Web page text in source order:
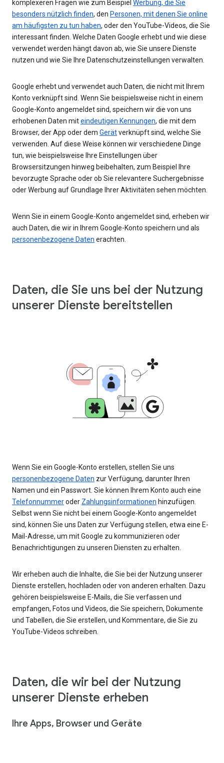
komplexeren Fragen wie zum Beispiel Werbung, die Sie
besonders nützlich finden, den Personen, mit denen Sie online
am häufigsten zu tun haben, oder den YouTube-Videos, die Sie
interessant finden. Welche Daten Google erhebt und wie diese
verwendet werden hängt davon ab, wie Sie unsere Dienste
nutzen und wie Sie Ihre Datenschutzeinstellungen verwalten.
Google erhebt und verwendet auch Daten, die nicht mit Ihrem
Konto verknüpft sind. Wenn Sie beispielsweise nicht in einem
Google-Konto angemeldet sind, speichern wir die von uns
erhobenen Daten miteindeutigen Kennungen, die mit dem
Browser, der App oder dem Gerätverknüpft sind, welche Sie
verwenden. Auf diese Weise können wir verschiedene Dinge
tun, wie beispielsweise Ihre Einstellungen über
Browsersitzungen hinweg beibehalten, zum Beispiel Ihre
bevorzugte Sprache oder ob Sie relevantere Suchergebnisse
oder Werbung auf Grundlage Ihrer Aktivitäten sehen möchten.
Wenn Sie in einem Google-Konto angemeldet sind, erheben wir
auch Daten, die wir in Ihrem Google-Konto speichern und als
personenbezogene Daten erachten.
Daten, die Sie uns bei der Nutzung
unserer Dienste bereitstellen
Wenn Sie ein Google-Konto erstellen, stellen Sie uns
personenbezogene Daten zur Verfügung, darunter Ihren
Namen und ein Passwort. Sie können Ihrem Konto auch eine
Telefonnummeroder Zahlungsinformationen hinzufügen.
Selbst wenn Sie nicht bei einem Google-Konto angemeldet
sind, können Sie uns Daten zur Verfügung stellen, etwa eine E-
Mail-Adresse, um mit Google zu kommunizieren oder
Benachrichtigungen zu unseren Diensten zu erhalten.
Wir erheben auch die Inhalte, die Sie bei der Nutzung unserer
Dienste erstellen, hochladen oder von anderen erhalten. Dazu
gehören beispielsweise E-Mails, die Sie verfassen und
empfangen, Fotos und Videos, die Sie speichern, Dokumente
und Tabellen, die Sie erstellen, und Kommentare, die Sie zu
YouTube-Videos schreiben.
Daten, die wir bei der Nutzung
unserer Dienste erheben
Ihre Apps, Browser und Geräte